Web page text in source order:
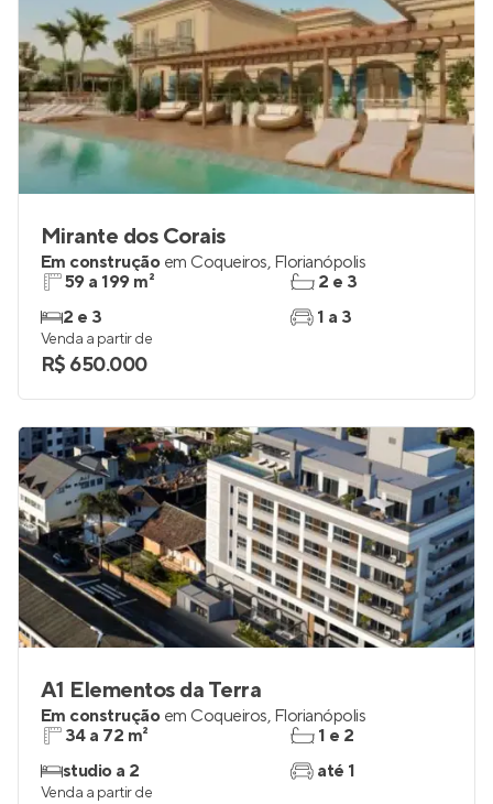
Mirante dos Corais
Em construção em Coqueiros, Florianópolis
59 a 199 m²
2 e 3
2 e 3
1 a 3
Venda a partir de
R$ 650.000
A1 Elementos da Terra
Em construção em Coqueiros, Florianópolis
34 a 72 m²
studio a 2
1 e 2
até 1
Venda a partir de